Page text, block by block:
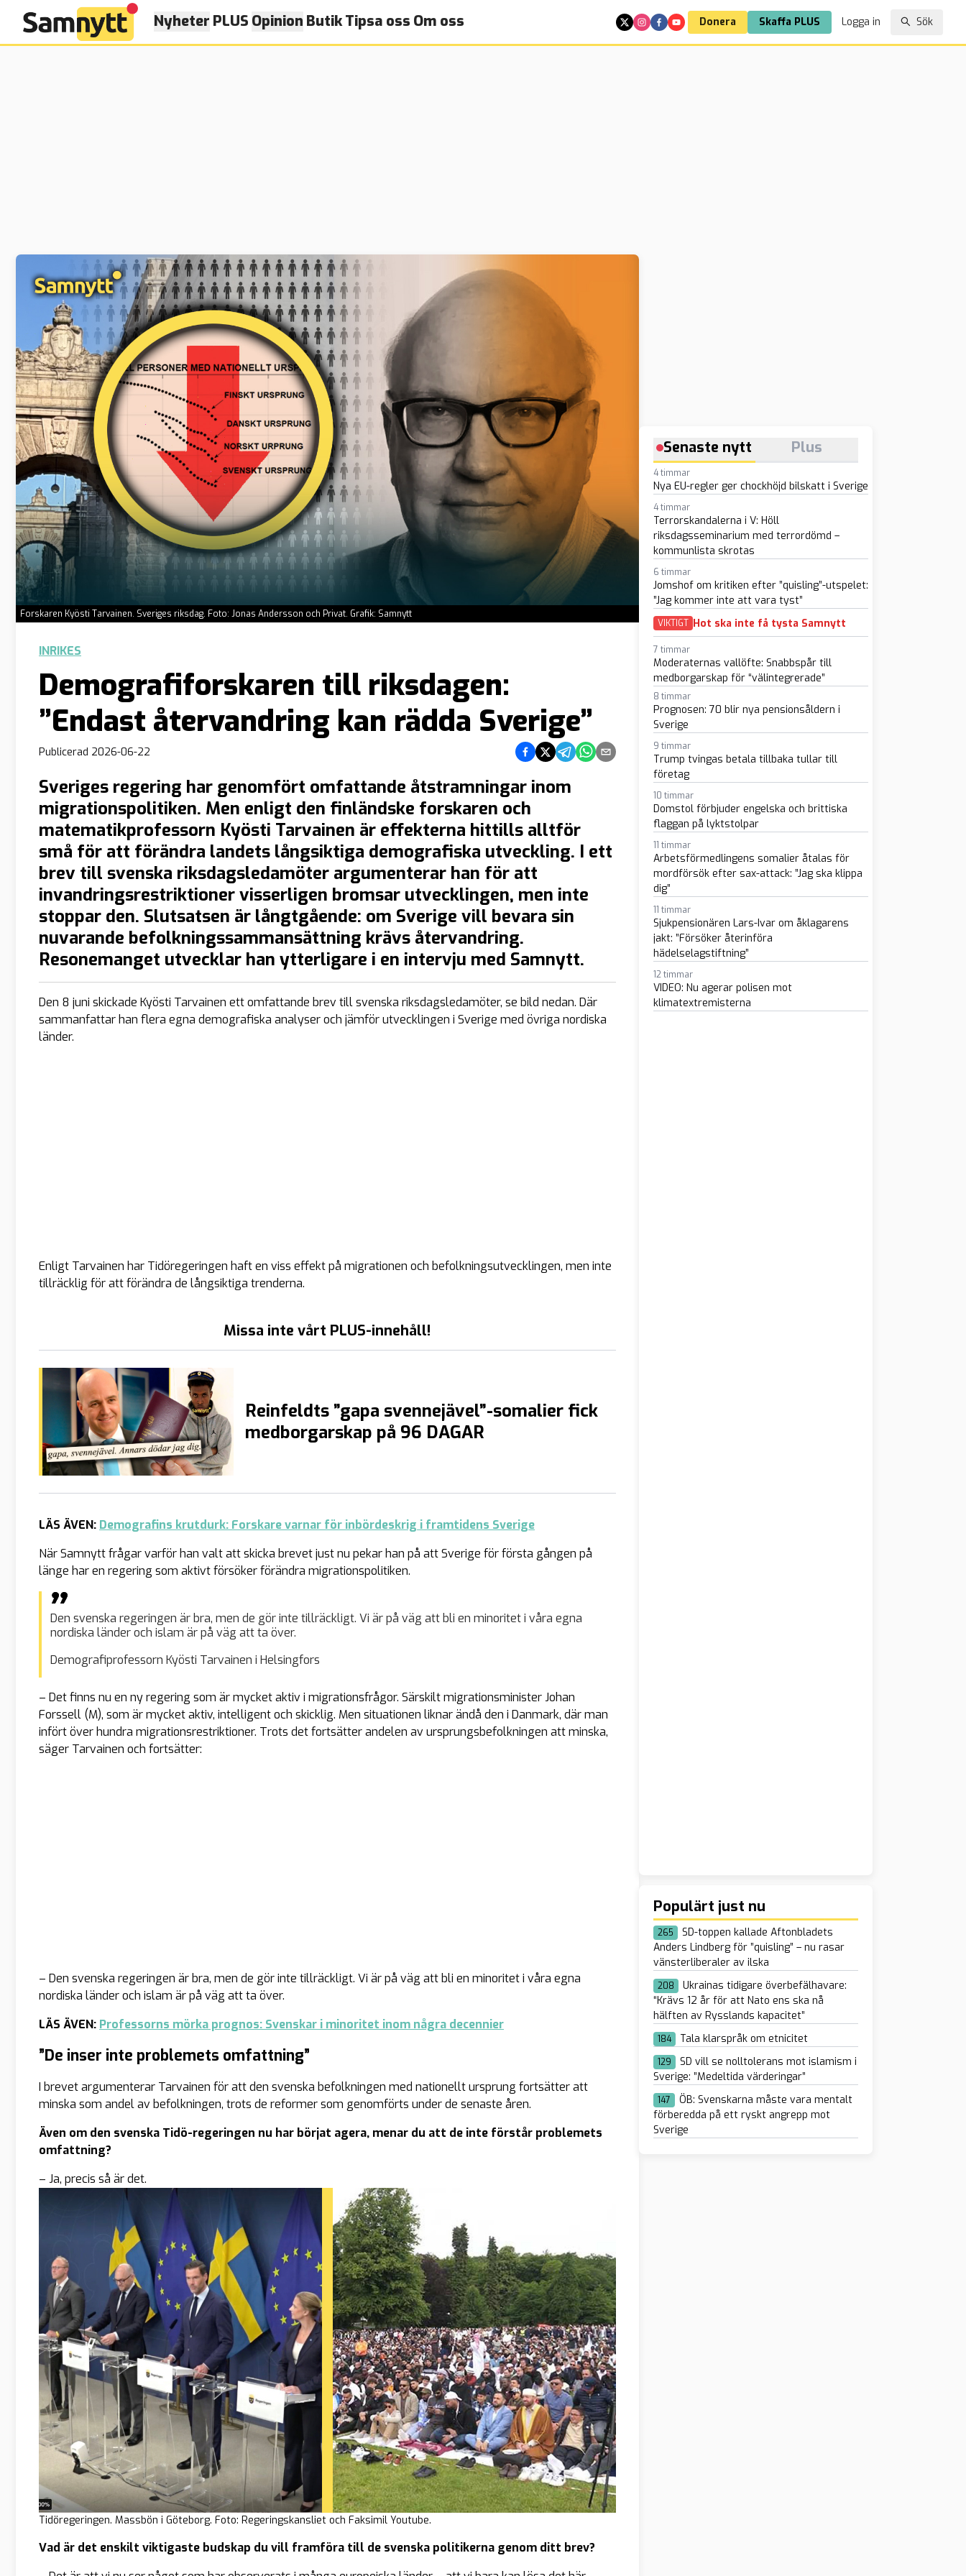
Nyheter PLUS Opinion ButikTipsa oss Om oss Donera Skaffa PLUS Logga in Sök
Forskaren Kyösti Tarvainen. Sveriges riksdag. Foto: Jonas Andersson och Privat. Grafik: Samnytt
INRIKES
Demografiforskaren till riksdagen:
”Endast återvandring kan rädda Sverige”
Publicerad 2026-06-22 Dela på Facebook
Dela på Twitter
Dela på Telegram
Dela på Whatsapp
Dela via e-post
Sveriges regering har genomfört omfattande åtstramningar inom
migrationspolitiken. Men enligt den finländske forskaren och
matematikprofessorn Kyösti Tarvainen är effekterna hittills alltför
små för att förändra landets långsiktiga demografiska utveckling. I ett
brev till svenska riksdagsledamöter argumenterar han för att
invandringsrestriktioner visserligen bromsar utvecklingen, men inte
stoppar den. Slutsatsen är långtgående: om Sverige vill bevara sin
nuvarande befolkningssammansättning krävs återvandring.
Resonemanget utvecklar han ytterligare i en intervju med Samnytt.
Den 8 juni skickade Kyösti Tarvainen ett omfattande brev till svenska riksdagsledamöter, se bild nedan. Där
sammanfattar han flera egna demografiska analyser och jämför utvecklingen i Sverige med övriga nordiska
länder.
Enligt Tarvainen har Tidöregeringen haft en viss effekt på migrationen och befolkningsutvecklingen, men inte
tillräcklig för att förändra de långsiktiga trenderna.
Missa inte vårt PLUS-innehåll!
Reinfeldts ”gapa svennejävel”-somalier fick
medborgarskap på 96 DAGAR
LÄS ÄVEN: Demografins krutdurk: Forskare varnar för inbördeskrig i framtidens Sverige
När Samnytt frågar varför han valt att skicka brevet just nu pekar han på att Sverige för första gången på
länge har en regering som aktivt försöker förändra migrationspolitiken.
Den svenska regeringen är bra, men de gör inte tillräckligt. Vi är på väg att bli en minoritet i våra egna
nordiska länder och islam är på väg att ta över.
Demografiprofessorn Kyösti Tarvainen i Helsingfors
– Det finns nu en ny regering som är mycket aktiv i migrationsfrågor. Särskilt migrationsminister Johan
Forssell (M), som är mycket aktiv, intelligent och skicklig. Men situationen liknar ändå den i Danmark, där man
infört över hundra migrationsrestriktioner. Trots det fortsätter andelen av ursprungsbefolkningen att minska,
säger Tarvainen och fortsätter:
– Den svenska regeringen är bra, men de gör inte tillräckligt. Vi är på väg att bli en minoritet i våra egna
nordiska länder och islam är på väg att ta över.
LÄS ÄVEN: Professorns mörka prognos: Svenskar i minoritet inom några decennier
”De inser inte problemets omfattning”
I brevet argumenterar Tarvainen för att den svenska befolkningen med nationellt ursprung fortsätter att
minska som andel av befolkningen, trots de reformer som genomförts under de senaste åren.
Även om den svenska Tidö-regeringen nu har börjat agera, menar du att de inte förstår problemets
omfattning?
– Ja, precis så är det.
Tidöregeringen. Massbön i Göteborg. Foto: Regeringskansliet och Faksimil Youtube.
Vad är det enskilt viktigaste budskap du vill framföra till de svenska politikerna genom ditt brev?
Senaste nytt Plus
4 timmar
Nya EU-regler ger chockhöjd bilskatt i Sverige
4 timmar
Terrorskandalerna i V: Höll
riksdagsseminarium med terrordömd –
kommunlista skrotas
6 timmar
Jomshof om kritiken efter ”quisling”-utspelet:
”Jag kommer inte att vara tyst”
VIKTIGT Hot ska inte få tysta Samnytt
7 timmar
Moderaternas vallöfte: Snabbspår till
medborgarskap för “välintegrerade”
8 timmar
Prognosen: 70 blir nya pensionsåldern i
Sverige
9 timmar
Trump tvingas betala tillbaka tullar till
företag
10 timmar
Domstol förbjuder engelska och brittiska
flaggan på lyktstolpar
11 timmar
Arbetsförmedlingens somalier åtalas för
mordförsök efter sax-attack: ”Jag ska klippa
dig”
11 timmar
Sjukpensionären Lars-Ivar om åklagarens
jakt: ”Försöker återinföra
hädelselagstiftning”
12 timmar
VIDEO: Nu agerar polisen mot
klimatextremisterna
Populärt just nu
265
SD-toppen kallade Aftonbladets
Anders Lindberg för ”quisling” – nu rasar
vänsterliberaler av ilska
208
Ukrainas tidigare överbefälhavare:
“Krävs 12 år för att Nato ens ska nå
hälften av Rysslands kapacitet”
184 Tala klarspråk om etnicitet
129
SD vill se nolltolerans mot islamism i
Sverige: ”Medeltida värderingar”
147
ÖB: Svenskarna måste vara mentalt
förberedda på ett ryskt angrepp mot
Sverige